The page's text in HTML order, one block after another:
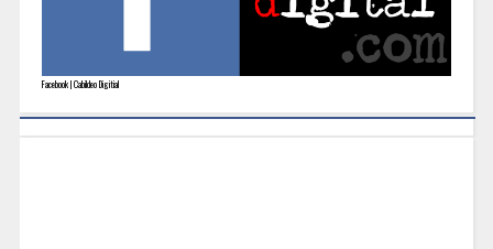
Facebook | Cabildeo Digitial